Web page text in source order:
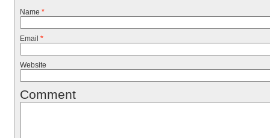
Name *
Email *
Website
Comment